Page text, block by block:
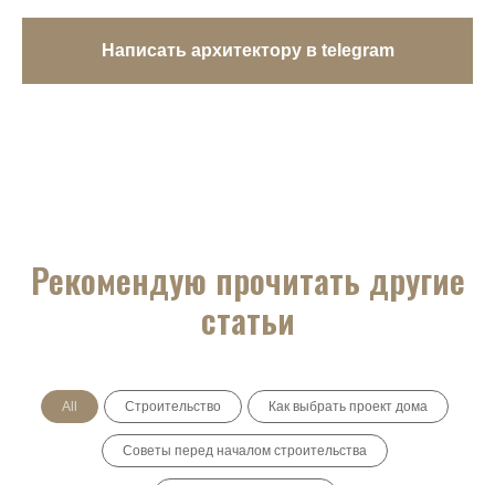
Написать архитектору в telegram
Рекомендую прочитать другие
статьи
All Строительство Как выбрать проект дома
Советы перед началом строительства